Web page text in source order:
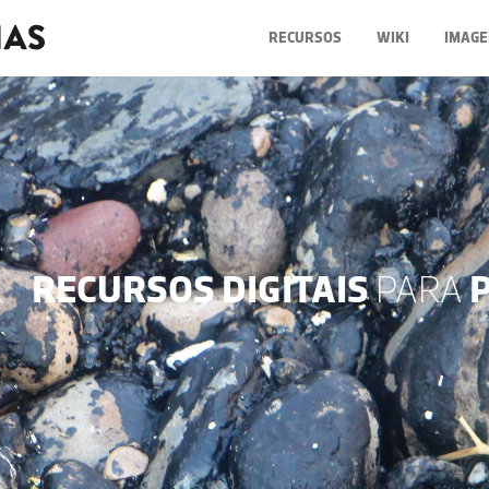
RECURSOS WIKI
RECURSOS DIGITAISPARA